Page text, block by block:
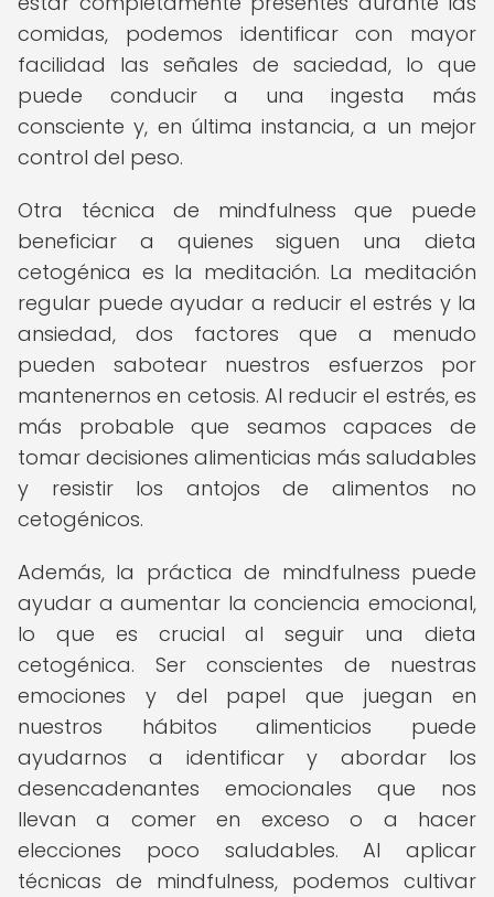
comidas, podemos identificar con mayor
facilidad las señales de saciedad, lo que
puede conducir a una ingesta más
consciente y, en última instancia, a un mejor
control del peso.
Otra técnica de mindfulness que puede
beneficiar a quienes siguen una dieta
cetogénica es la meditación. La meditación
regular puede ayudar a reducir el estrés y la
ansiedad, dos factores que a menudo
pueden sabotear nuestros esfuerzos por
mantenernos en cetosis. Al reducir el estrés, es
más probable que seamos capaces de
tomar decisiones alimenticias más saludables
y resistir los antojos de alimentos no
cetogénicos.
Además, la práctica de mindfulness puede
ayudar a aumentar la conciencia emocional,
lo que es crucial al seguir una dieta
cetogénica. Ser conscientes de nuestras
emociones y del papel que juegan en
nuestros hábitos alimenticios puede
ayudarnos a identificar y abordar los
desencadenantes emocionales que nos
llevan a comer en exceso o a hacer
elecciones poco saludables. Al aplicar
técnicas de mindfulness, podemos cultivar